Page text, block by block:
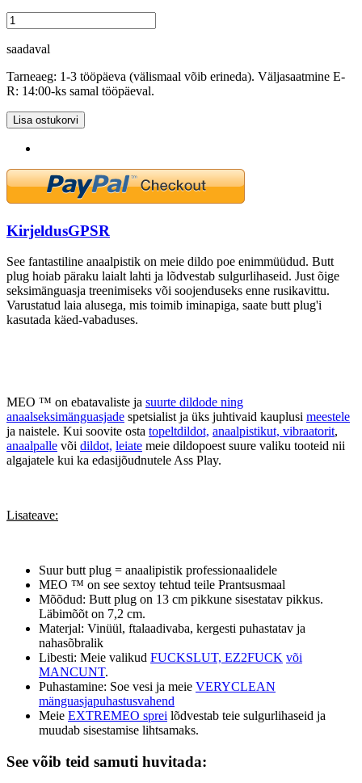
saadaval
Tarneaeg: 1-3 tööpäeva (välismaal võib erineda). Väljasaatmine E-
R: 14:00-ks samal tööpäeval.
Lisa ostukorvi
KirjeldusGPSR
See fantastiline anaalpistik on meie dildo poe enimmüüdud. Butt
plug hoiab päraku laialt lahti ja lõdvestab sulgurlihaseid. Just õige
seksimänguasja treenimiseks või soojenduseks enne rusikavittu.
Varustatud laia alusega, mis toimib iminapiga, saate butt plug'i
kasutada käed-vabaduses.
MEO ™ on ebatavaliste ja suurte dildode ning
anaalseksimänguasjade spetsialist ja üks juhtivaid kauplusi meestele
ja naistele. Kui soovite osta topeltdildot, anaalpistikut, vibraatorit,
anaalpalle või dildot, leiate meie dildopoest suure valiku tooteid nii
algajatele kui ka edasijõudnutele Ass Play.
Lisateave:
Suur butt plug = anaalipistik professionaalidele
MEO ™ on see sextoy tehtud teile Prantsusmaal
Mõõdud: Butt plug on 13 cm pikkune sisestatav pikkus.
Läbimõõt on 7,2 cm.
Materjal: Vinüül, ftalaadivaba, kergesti puhastatav ja
nahasõbralik
Libesti: Meie valikud FUCKSLUT, EZ2FUCK või
MANCUNT.
Puhastamine: Soe vesi ja meie VERYCLEAN
mänguasjapuhastusvahend
Meie EXTREMEO sprei lõdvestab teie sulgurlihaseid ja
muudab sisestamise lihtsamaks.
See võib teid samuti huvitada: